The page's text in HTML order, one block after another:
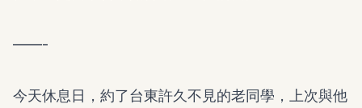
——-
今天休息日，約了台東許久不見的老同學，上次與他